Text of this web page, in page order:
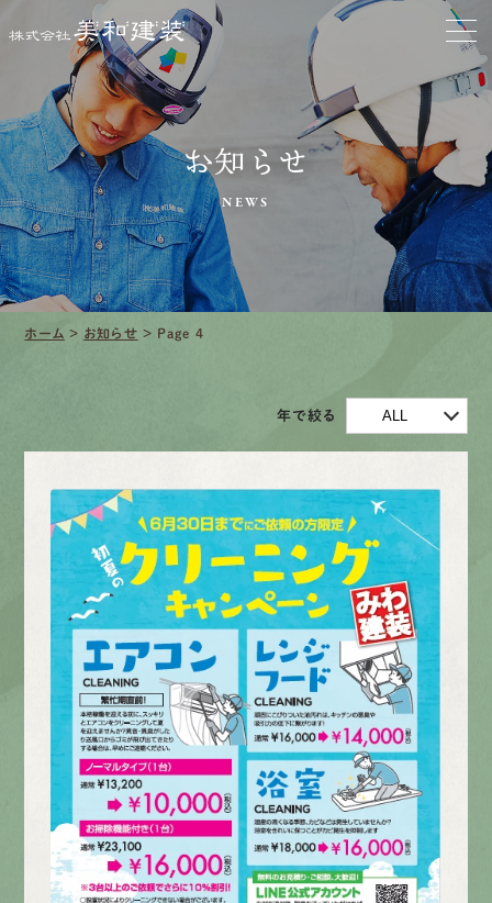
クリーニング
施工事例
口コミ・レビュー紹介
会社案内
エントリー
有 資格者 が、無料建物診断いたします!!
0120-44-2605
営業時間 8:00−18:00 ｜
定休日 日曜・祝日
Webお問い合わせ
LINEでお手軽相談
お知らせ
NEWS
ホーム > お知らせ > Page 4
年で絞る ALL